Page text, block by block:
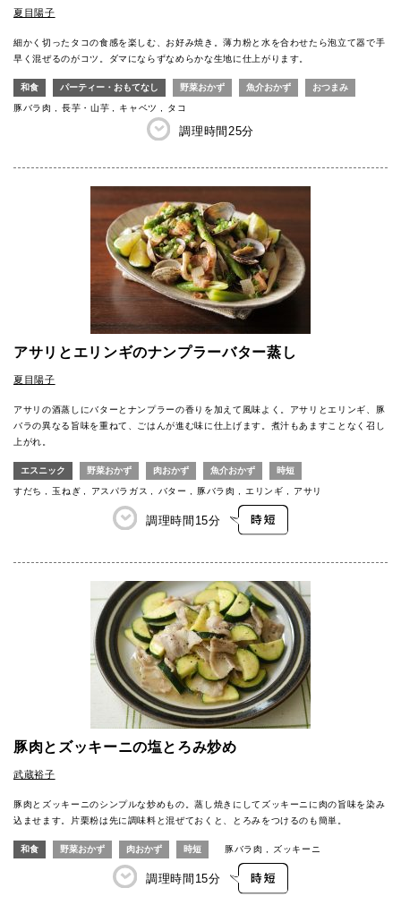
夏目陽子
細かく切ったタコの食感を楽しむ、お好み焼き。薄力粉と水を合わせたら泡立て器で手
早く混ぜるのがコツ。ダマにならずなめらかな生地に仕上がります。
和食 パーティー・おもてなし 野菜おかず 魚介おかず おつまみ
豚バラ肉 長芋・山芋 キャベツ タコ
調理時間 25分
アサリとエリンギのナンプラーバター蒸し
夏目陽子
アサリの酒蒸しにバターとナンプラーの香りを加えて風味よく。アサリとエリンギ、豚
バラの異なる旨味を重ねて、ごはんが進む味に仕上げます。煮汁もあますことなく召し
上がれ。
エスニック 野菜おかず 肉おかず 魚介おかず 時短
すだち 玉ねぎ アスパラガス バター 豚バラ肉 エリンギ アサリ
調理時間 15分
豚肉とズッキーニの塩とろみ炒め
武蔵裕子
豚肉とズッキーニのシンプルな炒めもの。蒸し焼きにしてズッキーニに肉の旨味を染み
込ませます。片栗粉は先に調味料と混ぜておくと、とろみをつけるのも簡単。
和食 野菜おかず 肉おかず 時短 豚バラ肉 ズッキーニ
調理時間 15分